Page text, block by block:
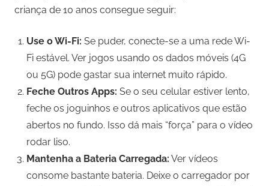
criança de 10 anos consegue seguir:
Use o Wi-Fi: Se puder, conecte-se a uma rede Wi-
Fi estável. Ver jogos usando os dados móveis (4G
ou 5G) pode gastar sua internet muito rápido.
Feche Outros Apps: Se o seu celular estiver lento,
feche os joguinhos e outros aplicativos que estão
abertos no fundo. Isso dá mais “força” para o vídeo
rodar liso.
Mantenha a Bateria Carregada: Ver vídeos
consome bastante bateria. Deixe o carregador por